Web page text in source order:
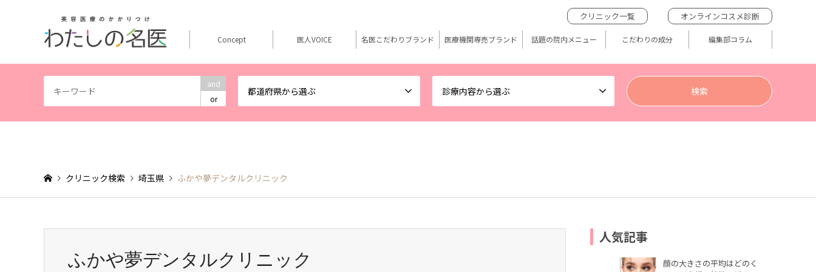
and
or
都道府県から選ぶ 診療内容から選ぶ
クリニック一覧 オンラインコスメ診断
Concept 医人VOICE 名医こだわりブランド 医療機関専売ブランド 話題の院内メニュー こだわりの成分 編集部コラム
クリニック検索 埼玉県 ふかや夢デンタルクリニック
ふかや夢デンタルクリニック
人気記事
顔の大きさの平均はどのく